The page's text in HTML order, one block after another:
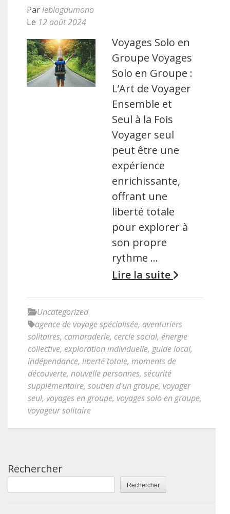
Parleblogdumono
Le 12 août 2024
Voyages Solo en
Groupe Voyages
Solo en Groupe :
L’Art de Voyager
Ensemble et
Seul à la Fois
Voyager seul
peut être une
expérience
enrichissante,
offrant une
liberté totale
pour explorer à
son propre
rythme …
Lire la suite
Uncategorized
agence de voyage spécialisée, aventuriers
solitaires, camaraderie, cercle social, énergie
collective, exploration individuelle, guide local,
indépendance, liberté totale, moments de
découverte, nouvelle personnes, sécurité
supplémentaire, soutien d'un groupe, voyager
seul, voyages en groupe, voyages solo en groupe,
voyageur solitaire
Rechercher
Rechercher